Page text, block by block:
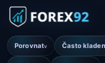
Porovnatv Často